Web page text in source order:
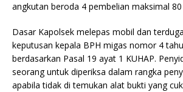
angkutan beroda 4 pembelian maksimal
Dasar Kapolsek melepas mobil dan
keputusan kepala BPH migas nomor 4
berdasarkan Pasal 19 ayat 1 KUHAP.
seorang untuk diperiksa dalam rangka
apabila tidak di temukan alat bukti yang